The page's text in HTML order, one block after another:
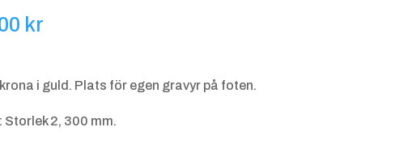
krPrisintervall:
200.00 kr
i guld. Plats för egen gravyr på foten.
Storlek 2, 300 mm.